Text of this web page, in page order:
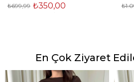
₺350,00
₺699,99
En Çok Ziyaret